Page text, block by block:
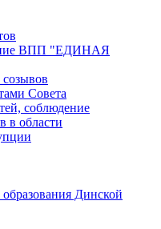
ВПП "ЕДИНАЯ
Совета
соблюдение
в области
Динской